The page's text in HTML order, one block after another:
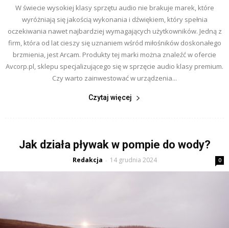
W świecie wysokiej klasy sprzętu audio nie brakuje marek, które
wyróżniają się jakością wykonania i dźwiękiem, który spełnia
oczekiwania nawet najbardziej wymagających użytkowników. Jedną z
firm, która od lat cieszy się uznaniem wśród miłośników doskonałego
brzmienia, jest Arcam. Produkty tej marki można znaleźć w ofercie
Avcorp.pl, sklepu specjalizującego się w sprzęcie audio klasy premium.
Czy warto zainwestować w urządzenia...
Czytaj więcej
Jak działa pływak w pompie do wody?
Redakcja - 14 grudnia 2024 0